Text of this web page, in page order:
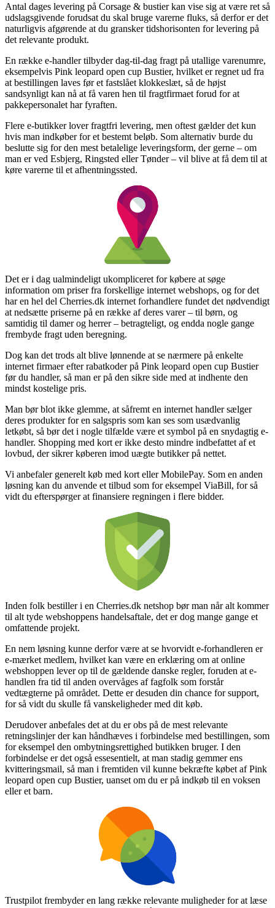
Antal dages levering på Corsage & bustier kan vise sig at være ret så
udslagsgivende forudsat du skal bruge varerne fluks, så derfor er det
naturligvis afgørende at du gransker tidshorisonten for levering på
det relevante produkt.
En række e-handler tilbyder dag-til-dag fragt på utallige varenumre,
eksempelvis Pink leopard open cup Bustier, hvilket er regnet ud fra
at bestillingen laves før et fastslået klokkeslæt, så de højst
sandsynligt kan nå at få varen hen til fragtfirmaet forud for at
pakkepersonalet har fyraften.
Flere e-butikker lover fragtfri levering, men oftest gælder det kun
hvis man indkøber for et bestemt beløb. Som alternativ burde du
beslutte sig for den mest betalelige leveringsform, der gerne – om
man er ved Esbjerg, Ringsted eller Tønder – vil blive at få dem til at
køre varerne til et afhentningssted.
Det er i dag ualmindeligt ukompliceret for købere at søge
information om priser fra forskellige internet webshops, og for det
har en hel del Cherries.dk internet forhandlere fundet det nødvendigt
at nedsætte priserne på en række af deres varer – til børn, og
samtidig til damer og herrer – betragteligt, og endda nogle gange
frembyde fragt uden beregning.
Dog kan det trods alt blive lønnende at se nærmere på enkelte
internet firmaer efter rabatkoder på Pink leopard open cup Bustier
før du handler, så man er på den sikre side med at indhente den
mindst kostelige pris.
Man bør blot ikke glemme, at såfremt en internet handler sælger
deres produkter for en salgspris som kan ses som usædvanlig
letkøbt, så bør det i nogle tilfælde være et symbol på en snydagtig e-
handler. Shopping med kort er ikke desto mindre indbefattet af et
lovbud, der sikrer køberen imod uægte butikker på nettet.
Vi anbefaler generelt køb med kort eller MobilePay. Som en anden
løsning kan du anvende et tilbud som for eksempel ViaBill, for så
vidt du efterspørger at finansiere regningen i flere bidder.
Inden folk bestiller i en Cherries.dk netshop bør man når alt kommer
til alt tyde webshoppens handelsaftale, det er dog mange gange et
omfattende projekt.
En nem løsning kunne derfor være at se hvorvidt e-forhandleren er
e-mærket medlem, hvilket kan være en erklæring om at online
webshoppen lever op til de gældende danske regler, foruden at e-
handlen fra tid til anden overvåges af fagfolk som forstår
vedtægterne på området. Dette er desuden din chance for support,
for så vidt du skulle få vanskeligheder med dit køb.
Derudover anbefales det at du er obs på de mest relevante
retningslinjer der kan håndhæves i forbindelse med bestillingen, som
for eksempel den ombytningsrettighed butikken bruger. I den
forbindelse er det også essesentielt, at man stadig gemmer ens
kvitteringsmail, så man i fremtiden vil kunne bekræfte købet af Pink
leopard open cup Bustier, uanset om du er på indkøb til en voksen
eller et barn.
Trustpilot frembyder en lang række relevante muligheder for at læse